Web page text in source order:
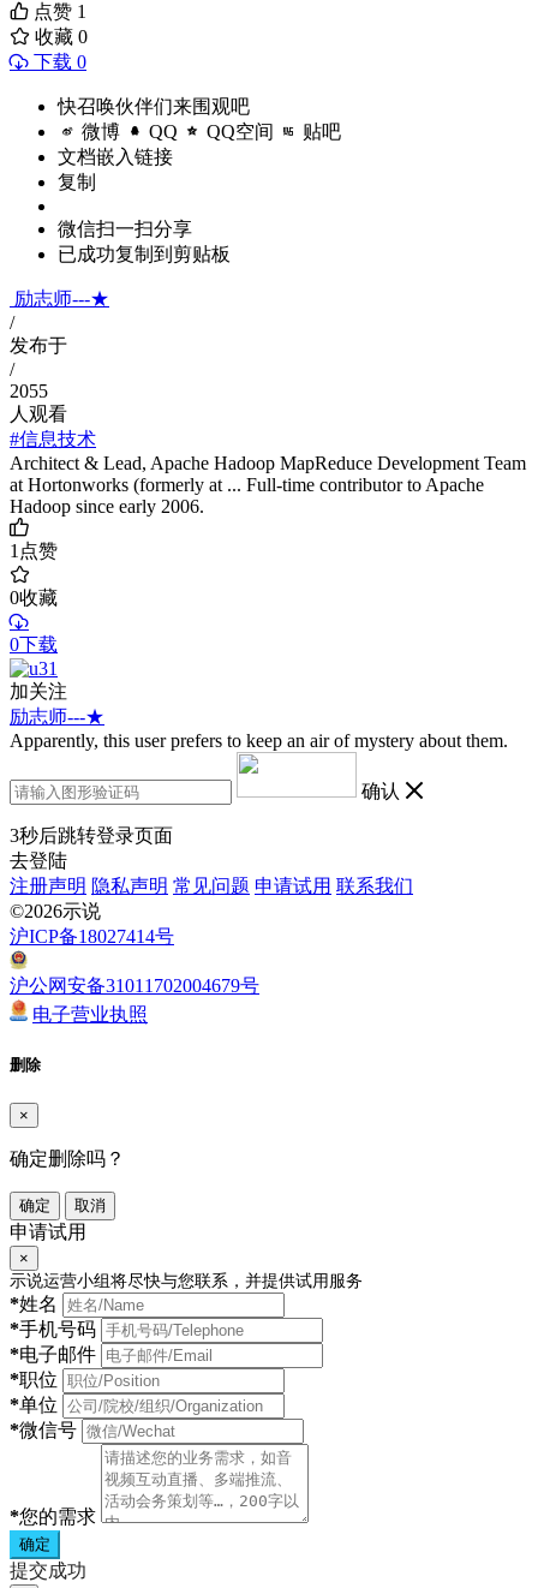
点赞 1
收藏 0
下载 0
快召唤伙伴们来围观吧
微博 QQ QQ空间 贴吧
文档嵌入链接
复制
微信扫一扫分享
已成功复制到剪贴板
励志师---★
/
发布于
/
2055
人观看
#信息技术
Architect & Lead, Apache Hadoop MapReduce Development Team
at Hortonworks (formerly at ... Full-time contributor to Apache
Hadoop since early 2006.
1点赞
0收藏
0下载
加关注
励志师---★
Apparently, this user prefers to keep an air of mystery about them.
确认
3秒后跳转登录页面
去登陆
注册声明 隐私声明 常见问题 申请试用 联系我们
©2026示说
沪ICP备18027414号
沪公网安备31011702004679号
电子营业执照
删除
×
确定删除吗？
确定 取消
申请试用
×
示说运营小组将尽快与您联系，并提供试用服务
*姓名
*手机号码
*电子邮件
*职位
*单位
*微信号
*您的需求
确定
提交成功